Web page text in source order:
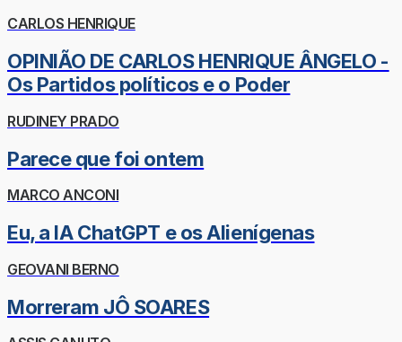
CARLOS HENRIQUE
OPINIÃO DE CARLOS HENRIQUE ÂNGELO -
Os Partidos políticos e o Poder
RUDINEY PRADO
Parece que foi ontem
MARCO ANCONI
Eu, a IA ChatGPT e os Alienígenas
GEOVANI BERNO
Morreram JÔ SOARES